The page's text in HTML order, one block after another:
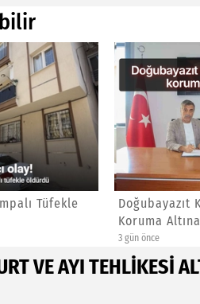
Tüfekle
Doğubayazıt
Koruma
3 gün önce
VE AYI TEHLİKESİ